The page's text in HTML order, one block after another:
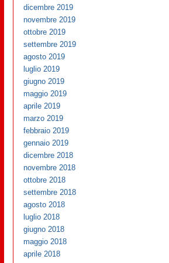
dicembre 2019
novembre 2019
ottobre 2019
settembre 2019
agosto 2019
luglio 2019
giugno 2019
maggio 2019
aprile 2019
marzo 2019
febbraio 2019
gennaio 2019
dicembre 2018
novembre 2018
ottobre 2018
settembre 2018
agosto 2018
luglio 2018
giugno 2018
maggio 2018
aprile 2018